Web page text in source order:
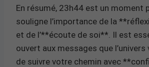
En résumé, 23h44 est un moment
souligne l’importance de la
et de l’**écoute de soi**. Il est
ouvert aux messages que l’univers
de suivre votre chemin avec